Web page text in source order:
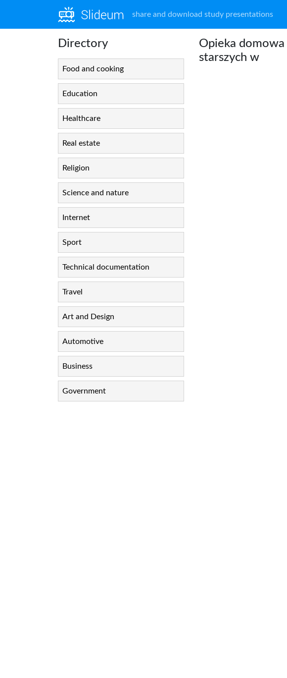
share and download study presentations
Directory
Food and cooking
Education
Healthcare
Real estate
Religion
Science and nature
Internet
Sport
Technical documentation
Travel
Art and Design
Automotive
Business
Government
Opieka
starszych w